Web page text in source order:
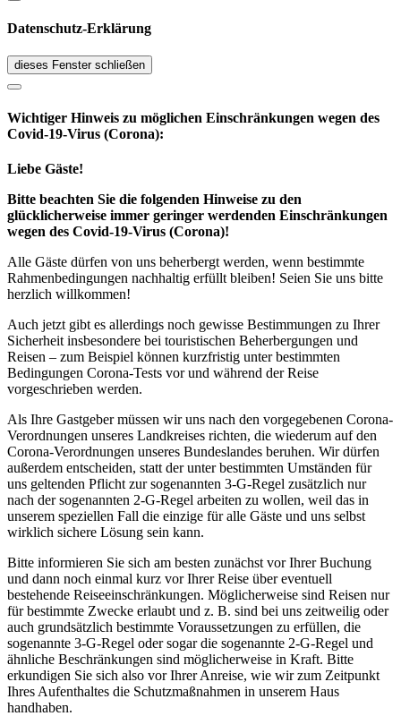
Datenschutz-Erklärung
dieses Fenster schließen
Wichtiger Hinweis zu möglichen Ein­schränk­ungen wegen des
Covid-19-Virus (Corona):
Liebe Gäste!
Bitte beachten Sie die folgenden Hinweise zu den
glücklicherweise immer geringer werdenden Einschränkungen
wegen des Covid-19-Virus (Corona)!
Alle Gäste dürfen von uns beherbergt werden, wenn bestimmte
Rahmenbedingungen nachhaltig erfüllt bleiben! Seien Sie uns bitte
herzlich willkommen!
Auch jetzt gibt es allerdings noch gewisse Bestimmungen zu Ihrer
Sicherheit insbesondere bei touristischen Beherbergungen und
Reisen – zum Beispiel können kurzfristig unter bestimmten
Bedingungen Corona-Tests vor und während der Reise
vorgeschrieben werden.
Als Ihre Gastgeber müssen wir uns nach den vorgegebenen Corona-
Verordnungen unseres Landkreises richten, die wiederum auf den
Corona-Verordnungen unseres Bundeslandes beruhen. Wir dürfen
außerdem entscheiden, statt der unter bestimmten Umständen für
uns geltenden Pflicht zur sogenannten 3-G-Regel zusätzlich nur
nach der sogenannten 2-G-Regel arbeiten zu wollen, weil das in
unserem speziellen Fall die einzige für alle Gäste und uns selbst
wirklich sichere Lösung sein kann.
Bitte informieren Sie sich am besten zunächst vor Ihrer Buchung
und dann noch einmal kurz vor Ihrer Reise über eventuell
bestehende Reiseeinschränkungen. Möglicherweise sind Reisen nur
für bestimmte Zwecke erlaubt und z. B. sind bei uns zeitweilig oder
auch grundsätzlich bestimmte Voraussetzungen zu erfüllen, die
sogenannte 3-G-Regel oder sogar die sogenannte 2-G-Regel und
ähnliche Beschränkungen sind möglicherweise in Kraft. Bitte
erkundigen Sie sich also vor Ihrer Anreise, wie wir zum Zeitpunkt
Ihres Aufenthaltes die Schutzmaßnahmen in unserem Haus
handhaben.